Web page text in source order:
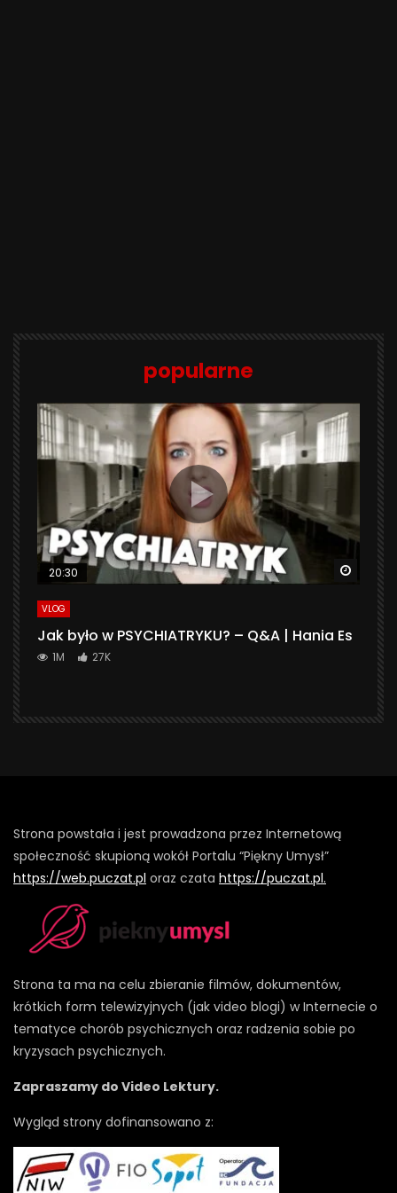
popularne
20:30
VLOG
Jak było w PSYCHIATRYKU? – Q&A | Hania Es
1M 27K
Strona powstała i jest prowadzona przez Internetową
społeczność skupioną wokół Portalu “Piękny Umysł”
https://web.puczat.pl oraz czata https://puczat.pl.
Strona ta ma na celu zbieranie filmów, dokumentów,
krótkich form telewizyjnych (jak video blogi) w Internecie o
tematyce chorób psychicznych oraz radzenia sobie po
kryzysach psychicznych.
Zapraszamy do Video Lektury.
Wygląd strony dofinansowano z: